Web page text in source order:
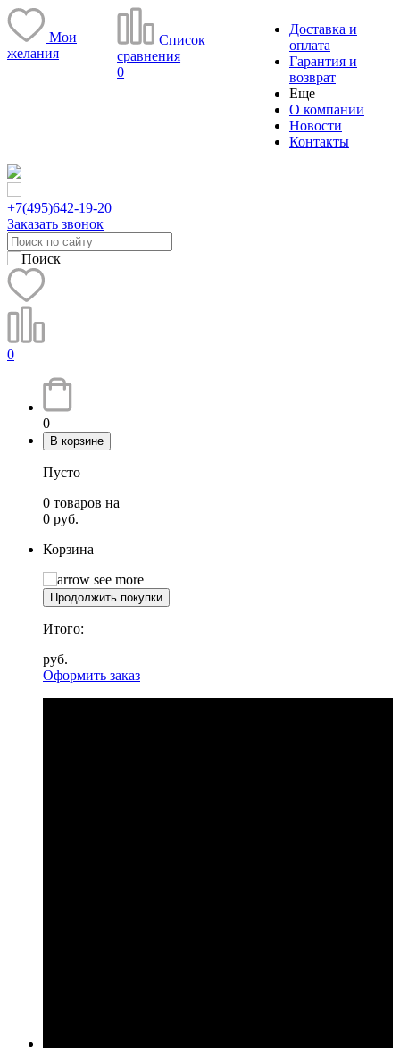
Мои
желания
Список
сравнения
0
Доставка и
оплата
Гарантия и
возврат
Еще
О компании
Новости
Контакты
+7(495)642-19-20
Заказать звонок
0
0
В корзине
Пусто
0 товаров на
0 руб.
Корзина
Продолжить покупки
Итого:
руб.
Оформить заказ